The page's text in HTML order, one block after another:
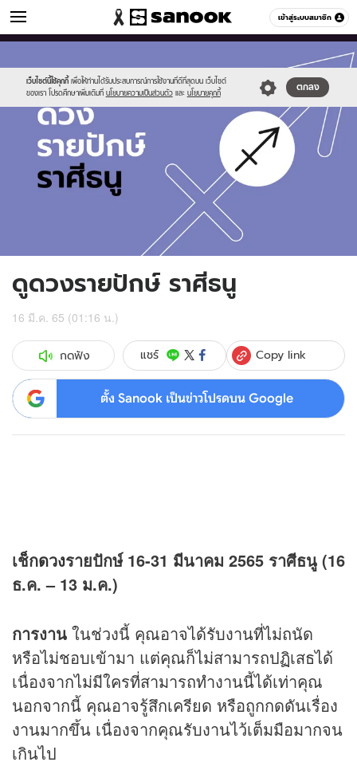
เข้าสู่ระบบสมาชิก
ดูดวง หมวดอื่นๆ
เว็บไซต์นี้ใช้คุกกี้ เพื่อให้ท่านได้รับประสบการณ์การใช้งานที่ดีที่สุดบน เว็บไซต์
ของเรา โปรดศึกษาเพิ่มเติมที่ นโยบายความเป็นส่วนตัว และ นโยบายคุกกี้
ตกลง
new-
sanook.png
sagittarus.jpg
ดูดวงรายปักษ์ ราศีธนู
16 มี.ค. 65 (01:16 น.)
กดฟัง แชร์ Copy link
ตั้ง Sanook เป็นข่าวโปรดบน Google
เช็กดวงรายปักษ์ 16-31 มีนาคม 2565 ราศีธนู (16
ธ.ค. – 13 ม.ค.)
การงาน ในช่วงนี้ คุณอาจได้รับงานที่ไม่ถนัด
หรือไม่ชอบเข้ามา แต่คุณก็ไม่สามารถปฏิเสธได้
เนื่องจากไม่มีใครที่สามารถทำงานนี้ได้เท่าคุณ
นอกจากนี้ คุณอาจรู้สึกเครียด หรือถูกกดดันเรื่อง
งานมากขึ้น เนื่องจากคุณรับงานไว้เต็มมือมากจน
เกินไป